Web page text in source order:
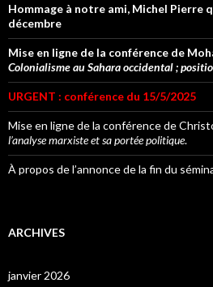
Hommage à notre ami, Michel Pierre
décembre
Mise en ligne de la conférence de
Colonialisme au Sahara occidental ;
URGENT : conférence du 15/5/2025
Mise en ligne de la conférence de
l’analyse marxiste et sa portée politique.
À propos de l’annonce de la fin du
ARCHIVES
janvier 2026